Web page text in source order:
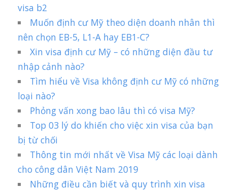
visa b2
Muốn định cư Mỹ theo diện doanh nhân thì
nên chọn EB-5, L1-A hay EB1-C?
Xin visa định cư Mỹ – có những diện đầu tư
nhập cảnh nào?
Tìm hiểu về Visa không định cư Mỹ có những
loại nào?
Phỏng vấn xong bao lâu thì có visa Mỹ?
Top 03 lý do khiến cho việc xin visa của bạn
bị từ chối
Thông tin mới nhất về Visa Mỹ các loại dành
cho công dân Việt Nam 2019
Những điều cần biết và quy trình xin visa